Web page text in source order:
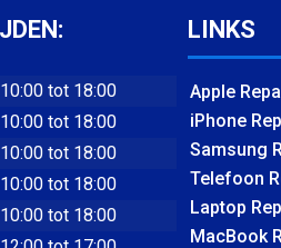
10:00 tot 18:00
10:00 tot 18:00
10:00 tot 18:00
10:00 tot 18:00
10:00 tot 18:00
LINKS
Apple
iPhone
Samsung
Telefoon
Laptop
MacBook